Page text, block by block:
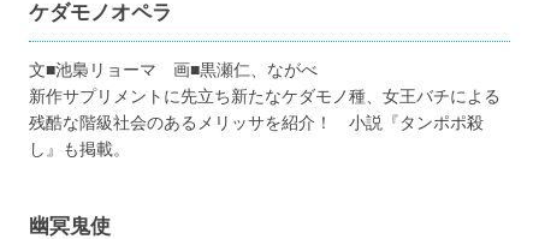
ケダモノオペラ
文■池梟リョーマ 画■黒瀬仁、ながべ
新作サプリメントに先立ち新たなケダモノ種、女王バチによる
残酷な階級社会のあるメリッサを紹介！ 小説『タンポポ殺
し』も掲載。
幽冥鬼使